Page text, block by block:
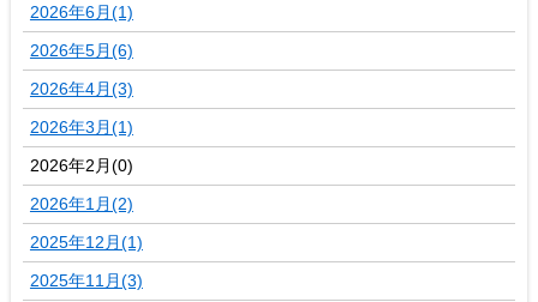
2026年6月(1)
2026年5月(6)
2026年4月(3)
2026年3月(1)
2026年2月(0)
2026年1月(2)
2025年12月(1)
2025年11月(3)